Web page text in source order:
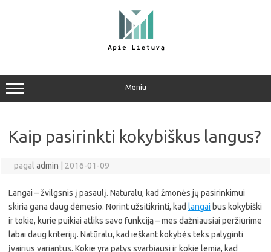
Meniu
Kaip pasirinkti kokybiškus langus?
pagal admin 2016-01-09
Langai – žvilgsnis į pasaulį. Natūralu, kad žmonės jų pasirinkimui
skiria gana daug dėmesio. Norint užsitikrinti, kad langai bus kokybiški
ir tokie, kurie puikiai atliks savo funkciją – mes dažniausiai peržiūrime
labai daug kriterijų. Natūralu, kad ieškant kokybės teks palyginti
įvairius variantus. Kokie yra patys svarbiausi ir kokie lemia, kad